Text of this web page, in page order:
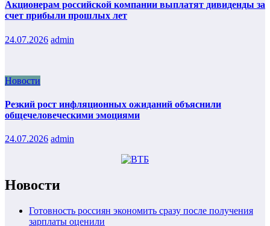
Акционерам российской компании выплатят дивиденды за
счет прибыли прошлых лет
24.07.2026 admin
Новости
Резкий рост инфляционных ожиданий объяснили
общечеловеческими эмоциями
24.07.2026 admin
Новости
Готовность россиян экономить сразу после получения
зарплаты оценили